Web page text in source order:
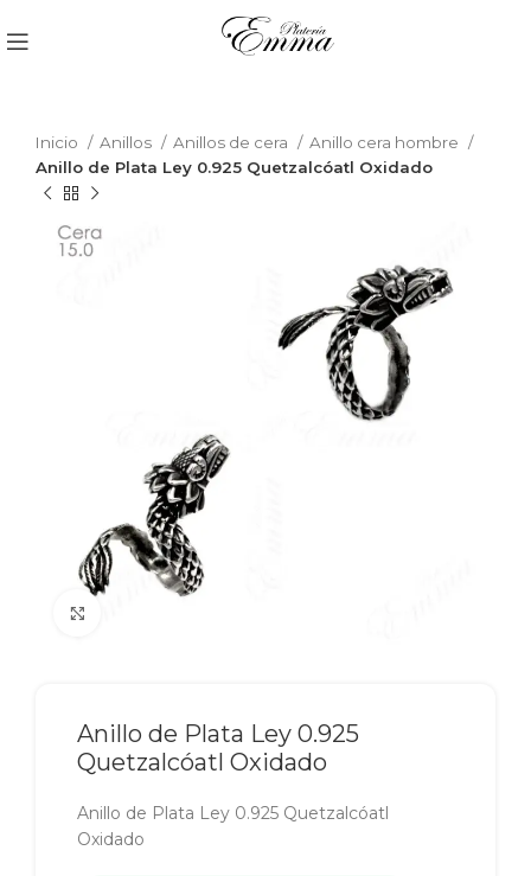
Inicio Anillos Anillos de cera
Anillo cera hombre
Anillo de Plata Ley 0.925 Quetzalcóatl Oxidado
Anillo de Plata Ley 0.925
Quetzalcóatl Oxidado
Anillo de Plata Ley 0.925 Quetzalcóatl
Oxidado